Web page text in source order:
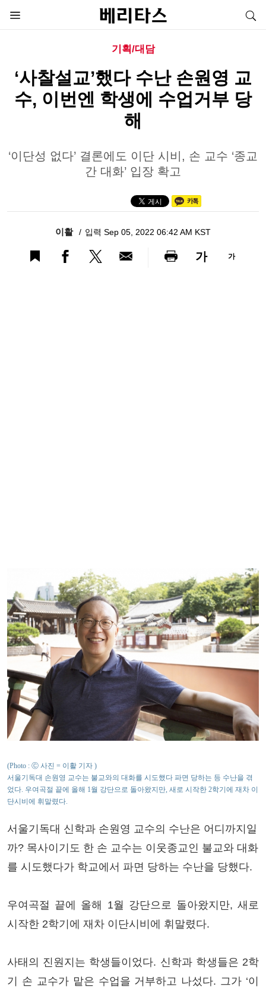
기획/대담
‘사찰설교’했다 수난 손원영 교
수, 이번엔 학생에 수업거부 당
해
‘이단성 없다’ 결론에도 이단 시비, 손 교수 ‘종교
간 대화’ 입장 확고
이활 입력 Sep 05, 2022 06:42 AM KST
가 가
(Photo : Ⓒ 사진 = 이활 기자 )
서울기독대 손원영 교수는 불교와의 대화를 시도했다 파면 당하는 등 수난을 겪
었다. 우여곡절 끝에 올해 1월 강단으로 돌아왔지만, 새로 시작한 2학기에 재차 이
단시비에 휘말렸다.
서울기독대 신학과 손원영 교수의 수난은 어디까지일
까? 목사이기도 한 손 교수는 이웃종교인 불교와 대화
를 시도했다가 학교에서 파면 당하는 수난을 당했다.
우여곡절 끝에 올해 1월 강단으로 돌아왔지만, 새로
시작한 2학기에 재차 이단시비에 휘말렸다.
사태의 진원지는 학생들이었다. 신학과 학생들은 2학
기 손 교수가 맡은 수업을 거부하고 나섰다. 그가 ‘이